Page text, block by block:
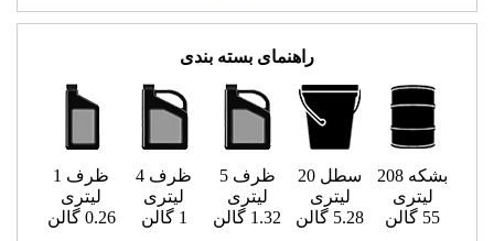
راهنمای بسته بندی
بشکه 208
لیتری
55 گالن
سطل 20
لیتری
5.28 گالن
ظرف 5
لیتری
1.32 گالن
ظرف 4
لیتری
1 گالن
ظرف 1
لیتری
0.26 گالن